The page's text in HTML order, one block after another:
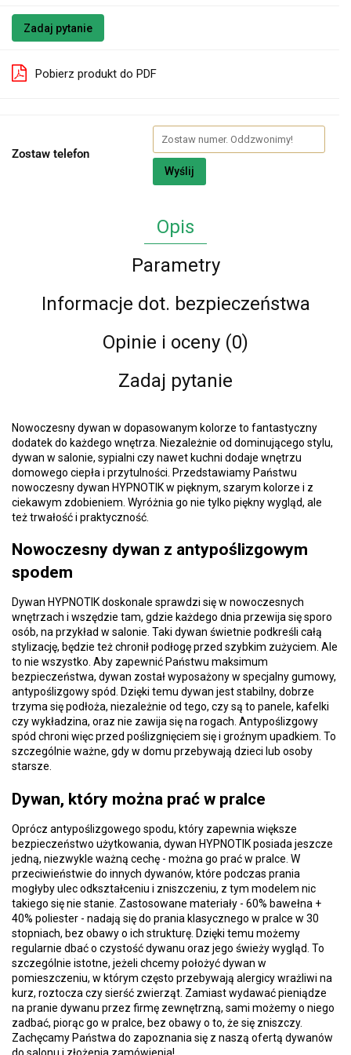
Zadaj pytanie
Pobierz produkt do PDF
Zostaw telefon
Wyślij
Opis
Parametry
Informacje dot. bezpieczeństwa
Opinie i oceny (0)
Zadaj pytanie
Nowoczesny dywan w dopasowanym kolorze to fantastyczny
dodatek do każdego wnętrza. Niezależnie od dominującego stylu,
dywan w salonie, sypialni czy nawet kuchni dodaje wnętrzu
domowego ciepła i przytulności. Przedstawiamy Państwu
nowoczesny dywan HYPNOTIK w pięknym, szarym kolorze i z
ciekawym zdobieniem. Wyróżnia go nie tylko piękny wygląd, ale
też trwałość i praktyczność.
Nowoczesny dywan z antypoślizgowym
spodem
Dywan HYPNOTIK doskonale sprawdzi się w nowoczesnych
wnętrzach i wszędzie tam, gdzie każdego dnia przewija się sporo
osób, na przykład w salonie. Taki dywan świetnie podkreśli całą
stylizację, będzie też chronił podłogę przed szybkim zużyciem. Ale
to nie wszystko. Aby zapewnić Państwu maksimum
bezpieczeństwa, dywan został wyposażony w specjalny gumowy,
antypoślizgowy spód. Dzięki temu dywan jest stabilny, dobrze
trzyma się podłoża, niezależnie od tego, czy są to panele, kafelki
czy wykładzina, oraz nie zawija się na rogach. Antypoślizgowy
spód chroni więc przed poślizgnięciem się i groźnym upadkiem. To
szczególnie ważne, gdy w domu przebywają dzieci lub osoby
starsze.
Dywan, który można prać w pralce
Oprócz antypoślizgowego spodu, który zapewnia większe
bezpieczeństwo użytkowania, dywan HYPNOTIK posiada jeszcze
jedną, niezwykle ważną cechę - można go prać w pralce. W
przeciwieństwie do innych dywanów, które podczas prania
mogłyby ulec odkształceniu i zniszczeniu, z tym modelem nic
takiego się nie stanie. Zastosowane materiały - 60% bawełna +
40% poliester - nadają się do prania klasycznego w pralce w 30
stopniach, bez obawy o ich strukturę. Dzięki temu możemy
regularnie dbać o czystość dywanu oraz jego świeży wygląd. To
szczególnie istotne, jeżeli chcemy położyć dywan w
pomieszczeniu, w którym często przebywają alergicy wrażliwi na
kurz, roztocza czy sierść zwierząt. Zamiast wydawać pieniądze
na pranie dywanu przez firmę zewnętrzną, sami możemy o niego
zadbać, piorąc go w pralce, bez obawy o to, że się zniszczy.
Zachęcamy Państwa do zapoznania się z naszą ofertą dywanów